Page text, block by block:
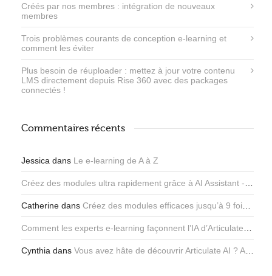
Créés par nos membres : intégration de nouveaux
membres
Trois problèmes courants de conception e-learning et
comment les éviter
Plus besoin de réuploader : mettez à jour votre contenu
LMS directement depuis Rise 360 ​​avec des packages
connectés !
Commentaires récents
Jessica dans Le e-learning de A à Z
Catherine dans Créez des modules efficaces jusqu’à 9 fois plus rapidement avec l’assistant IA d’Articulate
Cynthia dans Vous avez hâte de découvrir Articulate AI ? Apprenez-en plus ici !